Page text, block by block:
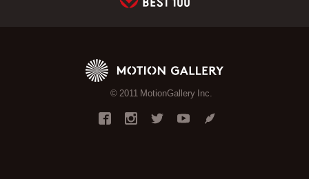
© 2011 MotionGallery Inc.